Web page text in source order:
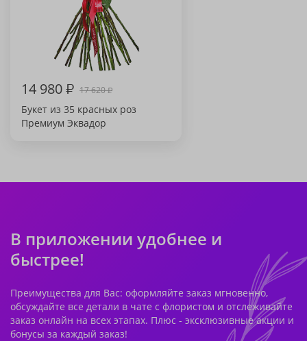
14 980₽ 17 620₽
Букет из 35 красных роз
Премиум Эквадор
В приложении удобнее и
быстрее!
Преимущества для Вас: оформляйте заказ мгновенно,
обсуждайте все детали в чате с флористом и отслеживайте
заказ онлайн на всех этапах. Плюс - эксклюзивные акции и
бонусы за каждый заказ!